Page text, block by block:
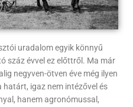
uradalom egyik könnyű
száz évvel ez előttről. Ma már
negyven-ötven éve még ilyen
határt, igaz nem intézővel és
hanem agronómussal,